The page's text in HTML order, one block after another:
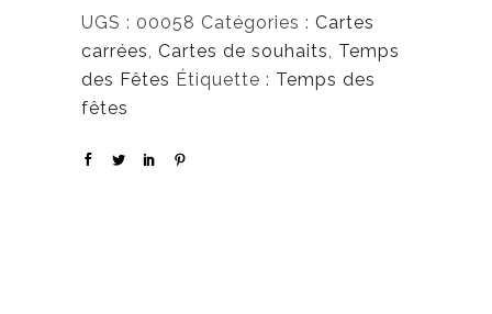
UGS : 00058 Catégories : Cartes
carrées, Cartes de souhaits, Temps
des Fêtes Étiquette : Temps des
fêtes